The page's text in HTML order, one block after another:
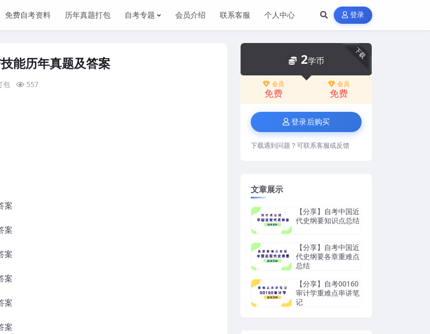
免费自考资料 历年真题打包 自考专题 会员介绍 联系客服 个人中心 登录
能历年真题及答案
包 557
案
案
案
案
案
案
下载
2学币
会员
免费
会员
免费
登录后购买
下载遇到问题？可联系客服或反馈
文章展示
【分享】自考中国近
代史纲要知识点总结
【分享】自考中国近
代史纲要各章重难点
总结
【分享】自考00160
审计学重难点串讲笔
记